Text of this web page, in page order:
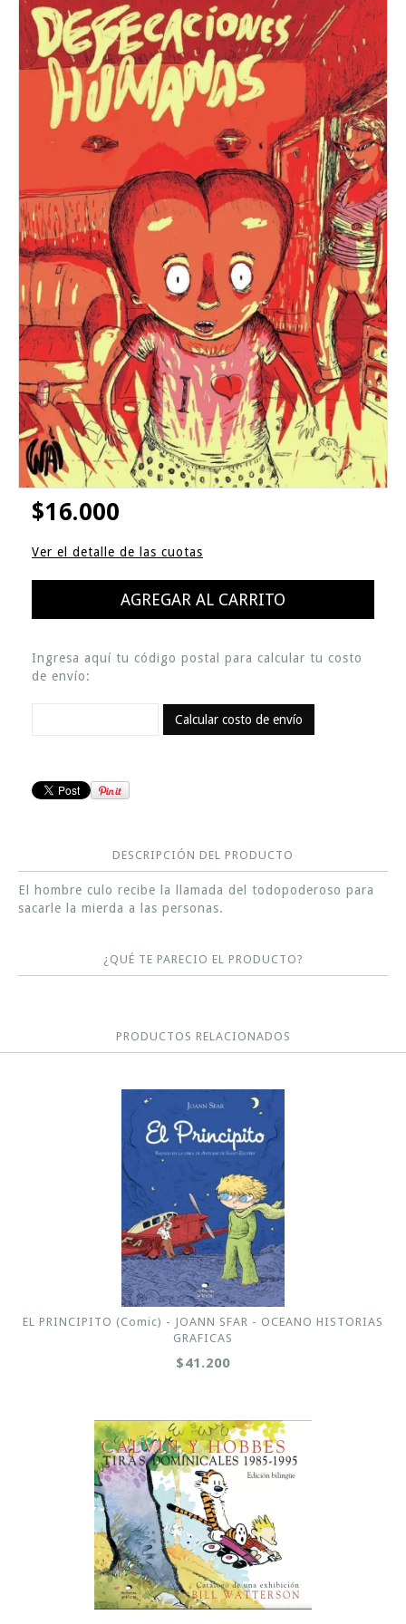
$16.000
Ver el detalle de las cuotas
Ingresa aquí tu código postal para calcular tu costo
de envío:
Calcular costo de envío
DESCRIPCIÓN DEL PRODUCTO
El hombre culo recibe la llamada del todopoderoso para
sacarle la mierda a las personas.
¿QUÉ TE PARECIO EL PRODUCTO?
PRODUCTOS RELACIONADOS
EL PRINCIPITO (Comic) - JOANN SFAR - OCEANO HISTORIAS
GRAFICAS
$41.200